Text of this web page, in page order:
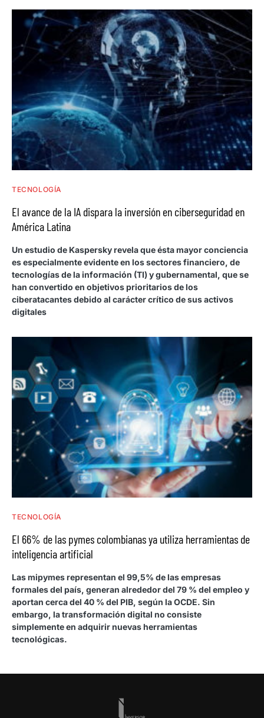
TECNOLOGÍA
El avance de la IA dispara la inversión en ciberseguridad en
América Latina
Un estudio de Kaspersky revela que ésta mayor conciencia
es especialmente evidente en los sectores financiero, de
tecnologías de la información (TI) y gubernamental, que se
han convertido en objetivos prioritarios de los
ciberatacantes debido al carácter crítico de sus activos
digitales
TECNOLOGÍA
El 66% de las pymes colombianas ya utiliza herramientas de
inteligencia artificial
Las mipymes representan el 99,5% de las empresas
formales del país, generan alrededor del 79 % del empleo y
aportan cerca del 40 % del PIB, según la OCDE. Sin
embargo, la transformación digital no consiste
simplemente en adquirir nuevas herramientas
tecnológicas.